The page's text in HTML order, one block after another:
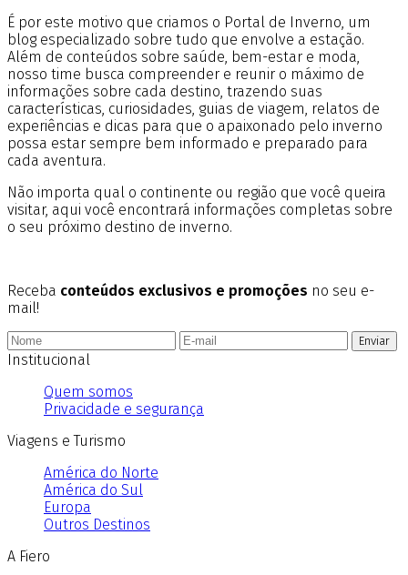
É por este motivo que criamos o Portal de Inverno, um
blog especializado sobre tudo que envolve a estação.
Além de conteúdos sobre saúde, bem-estar e moda,
nosso time busca compreender e reunir o máximo de
informações sobre cada destino, trazendo suas
características, curiosidades, guias de viagem, relatos de
experiências e dicas para que o apaixonado pelo inverno
possa estar sempre bem informado e preparado para
cada aventura.
Não importa qual o continente ou região que você queira
visitar, aqui você encontrará informações completas sobre
o seu próximo destino de inverno.
Receba conteúdos exclusivos e promoções no seu e-
mail!
Enviar
Institucional
Quem somos
Privacidade e segurança
Viagens e Turismo
América do Norte
América do Sul
Europa
Outros Destinos
A Fiero